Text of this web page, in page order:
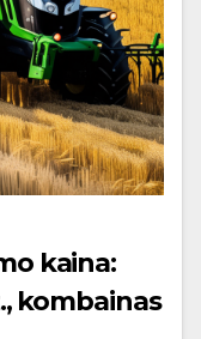
kaina:
kombainas